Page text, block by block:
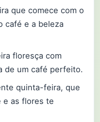
que comece com o
café e a beleza
floresça com
de um café perfeito.
quinta-feira, que
e as flores te